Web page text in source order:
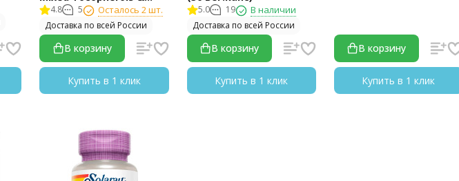
Tocotrienols (60 капс)
4.8 5 Осталось 2 шт.
Доставка по всей России
В корзину
Купить в 1 клик
5.0 19 В наличии
Доставка по всей России
В корзину
Купить в 1 клик
В корзину
Купить в 1 клик